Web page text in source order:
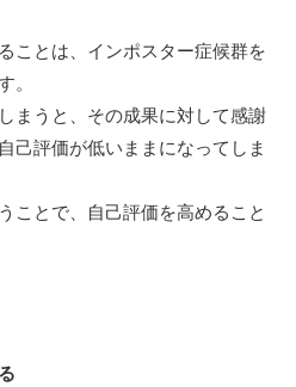
ことは、インポスター症候群を
まうと、その成果に対して感謝
己評価が低いままになってしま
ことで、自己評価を高めること